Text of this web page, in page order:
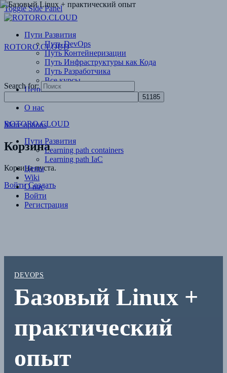
Toggle Side Panel
Пути Развития
Путь DevOps
Путь Контейнеризации
Путь Инфраструктуры как Кода
Путь Разработчика
Все курсы
Цены
О нас
More options
Корзина
Корзина пуста.
Войти Создать
ROTORO.CLOUD
Search for:
ROTORO.CLOUD
Пути Развития
Learning path containers
Learning path IaC
Цены
Wiki
О нас
Войти
Регистрация
DEVOPS
Базовый Linux +
практический
опыт